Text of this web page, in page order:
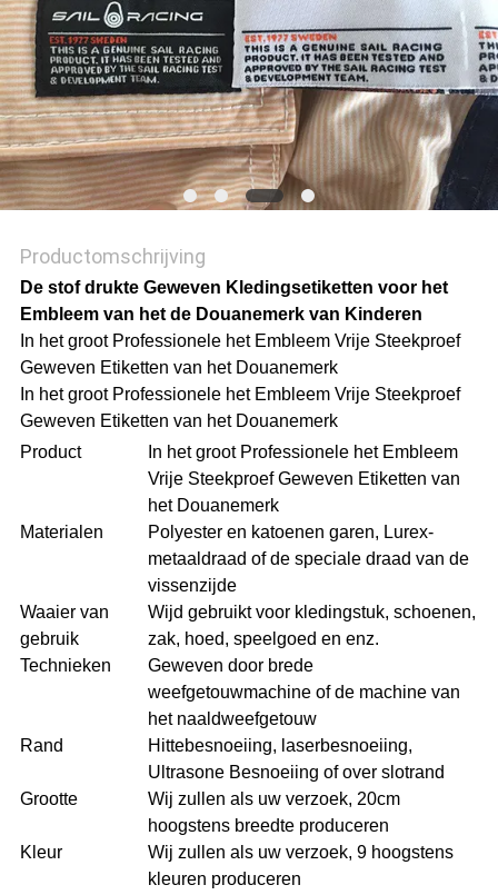
Productomschrijving
De stof drukte Geweven Kledingsetiketten voor het
Embleem van het de Douanemerk van Kinderen
In het groot Professionele het Embleem Vrije Steekproef
Geweven Etiketten van het Douanemerk
In het groot Professionele het Embleem Vrije Steekproef
Geweven Etiketten van het Douanemerk
Product
In het groot Professionele het Embleem
Vrije Steekproef Geweven Etiketten van
het Douanemerk
Materialen
Polyester en katoenen garen, Lurex-
metaaldraad of de speciale draad van de
vissenzijde
Waaier van
gebruik
Wijd gebruikt voor kledingstuk, schoenen,
zak, hoed, speelgoed en enz.
Technieken
Geweven door brede
weefgetouwmachine of de machine van
het naaldweefgetouw
Rand
Hittebesnoeiing, laserbesnoeiing,
Ultrasone Besnoeiing of over slotrand
Grootte
Wij zullen als uw verzoek, 20cm
hoogstens breedte produceren
Kleur
Wij zullen als uw verzoek, 9 hoogstens
kleuren produceren